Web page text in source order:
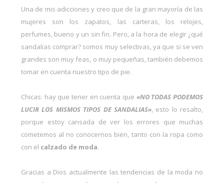
Una de mis adicciones y creo que de la gran mayoría de las
mujeres son los zapatos, las carteras, los relojes,
perfumes, bueno y un sin fin. Pero, a la hora de elegir ¿qué
sandalias comprar? somos muy selectivas, ya que si se ven
grandes son muy feas, o muy pequeñas, también debemos
tomar en cuenta nuestro tipo de pie.
Chicas: hay que tener en cuenta que «NO TODAS PODEMOS
LUCIR LOS MISMOS TIPOS DE SANDALIAS», esto lo resalto,
porque estoy cansada de ver los errores que muchas
cometemos al no conocernos bien, tanto con la ropa como
con el calzado de moda.
Gracias a Dios actualmente las tendencias de la moda no